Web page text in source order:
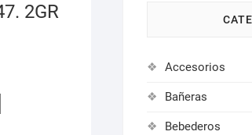
2GR
Accesorios
Bañeras
Bebederos